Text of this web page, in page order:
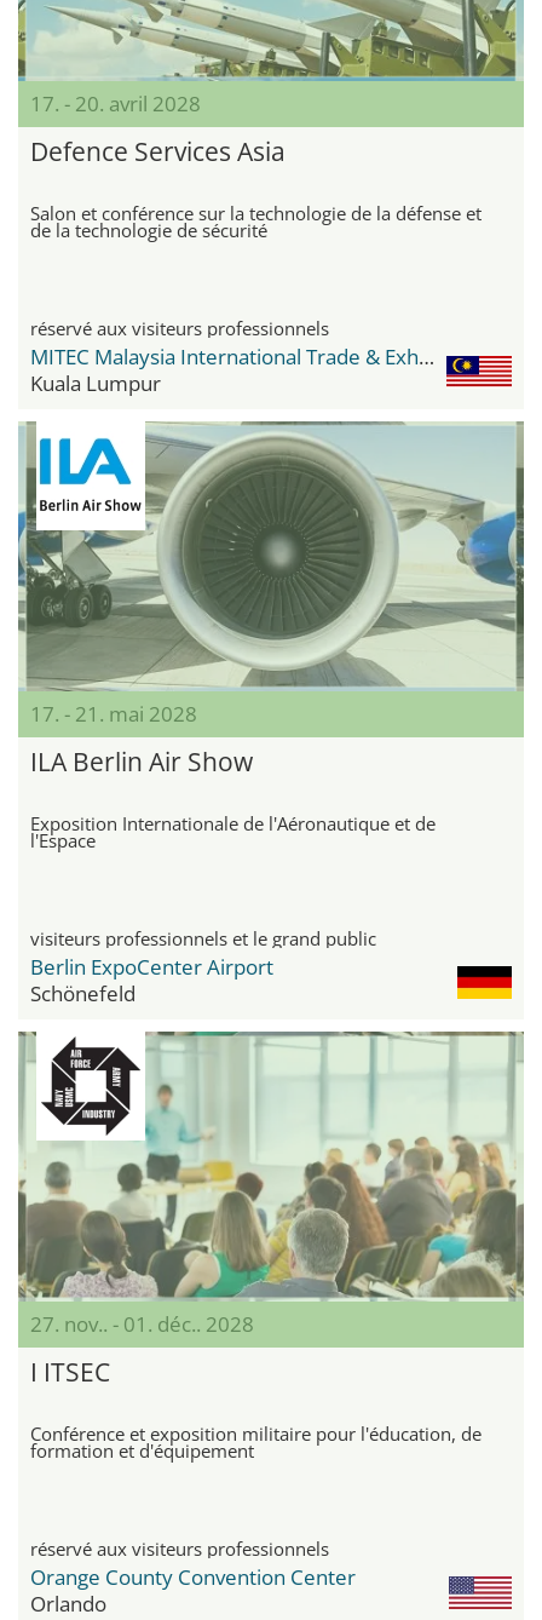
17. - 20. avril 2028
Defence Services Asia
Salon et conférence sur la technologie de la défense et
de la technologie de sécurité
réservé aux visiteurs professionnels
MITEC Malaysia International Trade & Exhibition Centre
Kuala Lumpur
17. - 21. mai 2028
ILA Berlin Air Show
Exposition Internationale de l'Aéronautique et de
l'Espace
visiteurs professionnels et le grand public
Berlin ExpoCenter Airport
Schönefeld
27. nov.. - 01. déc.. 2028
I ITSEC
Conférence et exposition militaire pour l'éducation, de
formation et d'équipement
réservé aux visiteurs professionnels
Orange County Convention Center
Orlando